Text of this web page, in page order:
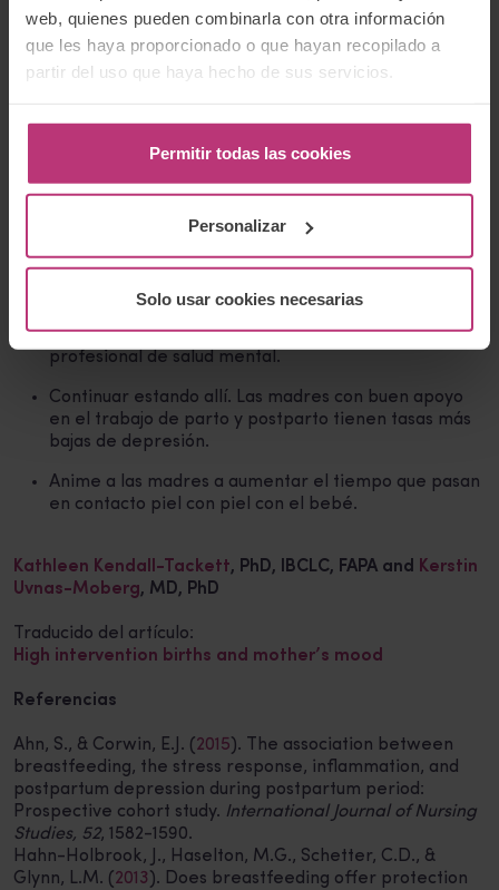
web, quienes pueden combinarla con otra información
que les haya proporcionado o que hayan recopilado a
partir del uso que haya hecho de sus servicios.
Permitir todas las cookies
Personalizar
Solo usar cookies necesarias
Las doulas pueden ayudar
Muchas madres tendrán Pitocin y epidural.
nacimiento puede ayudar en las siguientes maneras.
Descargue dos sencillas herramientas de detección.
Conocer los recursos disponibles para las madres en
la comunidad y en línea. Genera una lista.
Ayudar a las madres a aprovechar sus propias redes.
Cuando sea necesario, recomendar visitar a un
profesional de salud mental.
Continuar estando allí. Las madres con buen apoyo
en el trabajo de parto y postparto tienen tasas más
bajas de depresión.
Anime a las madres a aumentar el tiempo que pasan
en contacto piel con piel con el bebé.
Kathleen Kendall-Tackett, PhD, IBCLC, FAPA and
Kerstin
Uvnas-Moberg, MD, PhD
Traducido del artículo:
High intervention births and mother’s mood
Referencias
Ahn, S., & Corwin, E.J. ( 2015). The association between
breastfeeding, the stress response, inflammation, and
postpartum depression during postpartum period:
Prospective cohort study. International Journal of Nursing
Studies, 52, 1582-1590.
Hahn-Holbrook, J., Haselton, M.G., Schetter, C.D., &
Glynn, L.M. ( 2013 ). Does breastfeeding offer protection